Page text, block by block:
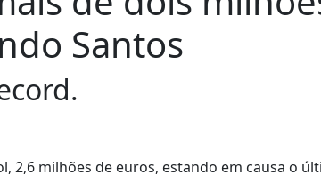
Santos
2,6 milhões de euros, estando em causa o